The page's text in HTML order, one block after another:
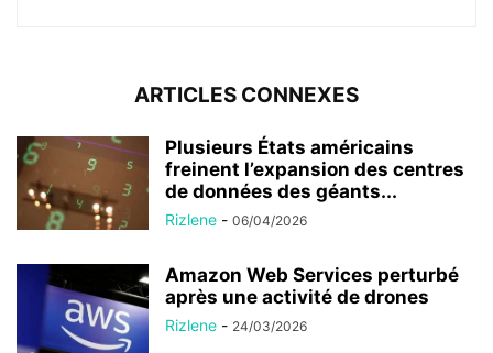
ARTICLES CONNEXES
Plusieurs États américains
freinent l’expansion des centres
de données des géants...
Rizlene - 06/04/2026
Amazon Web Services perturbé
après une activité de drones
Rizlene - 24/03/2026